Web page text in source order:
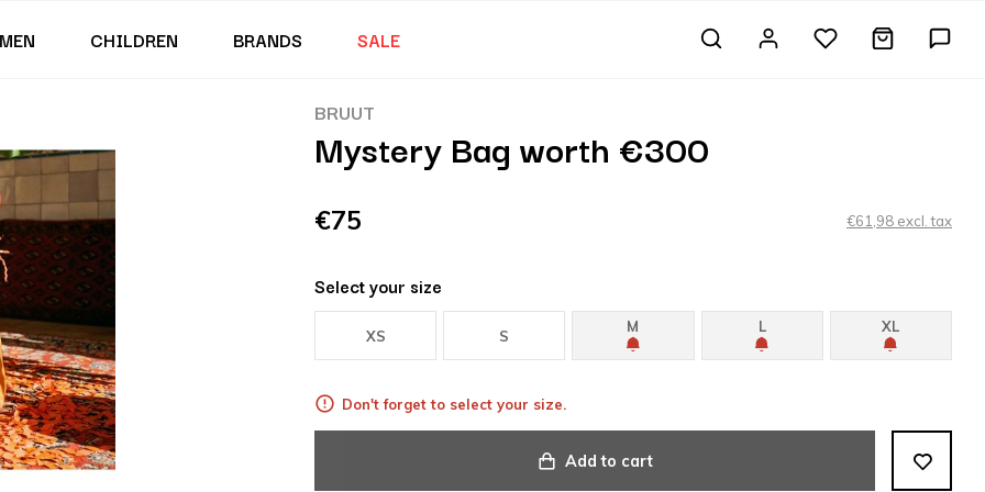
MEN CHILDREN BRANDS SALE
BRUUT
Mystery Bag worth €300
€75 €61,98 excl. tax
Select your size
XS S
M L XL
Don't forget to select your size.
Add to cart